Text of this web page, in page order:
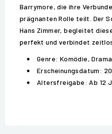
Barrymore, die ihre
prägnanten Rolle teilt. Der
Hans Zimmer, begleitet
perfekt und verbindet
Genre: Komödie, Drama
Erscheinungsdatum:
Altersfreigabe: Ab 12